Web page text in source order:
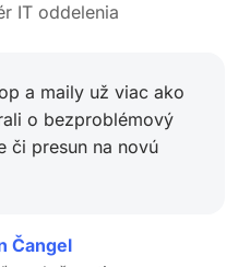
IT oddelenia
a maily už viac ako
o bezproblémový
či presun na novú
Čangel